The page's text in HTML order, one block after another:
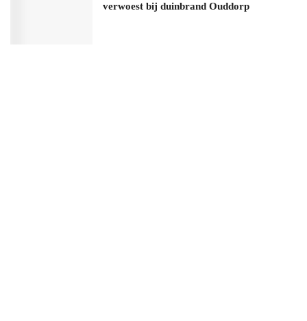
verwoest bij duinbrand Ouddorp